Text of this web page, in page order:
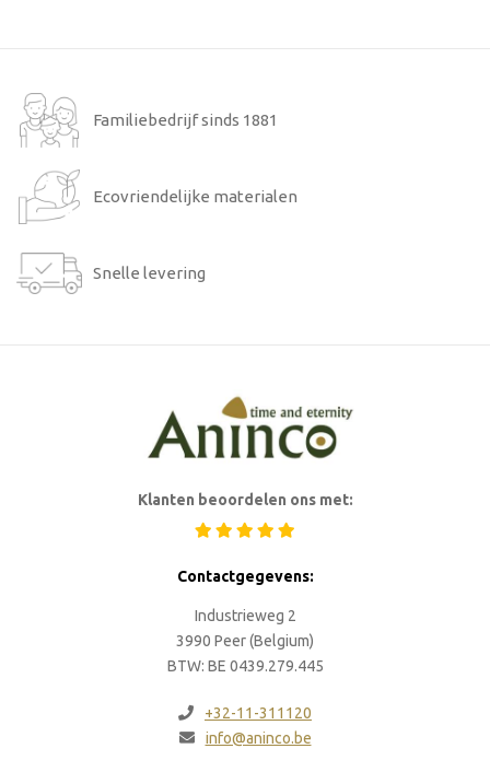
Familiebedrijf sinds 1881
Ecovriendelijke materialen
Snelle levering
Klanten beoordelen ons met:
Contactgegevens:
Industrieweg 2
3990 Peer (Belgium)
BTW: BE 0439.279.445
+32-11-311120
info@aninco.be